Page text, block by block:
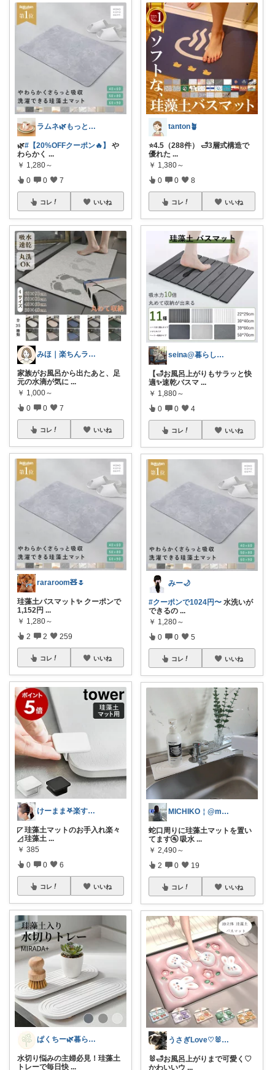
ラムネ🌿もっと快適な暮らし 𖠿
🌿#【20%OFFクーポン🔥】
や
わらかく ...
￥ 1,280～
0 0 7
コレ いいね
みほ｜楽ちんライフ研究中
家族がお風呂から出たあと、足
元の水滴が気に ...
￥ 1,000～
0 0 7
コレ いいね
rararoom🧸🌷
珪藻土バスマット✨ クーポンで
1,152円 ...
￥ 1,280～
2 2 259
コレ いいね
けーまま𖤐楽する家づくり☀︎*.｡
◸ 珪藻土マットのお手入れ楽々
◿ 珪藻土 ...
￥ 385
0 0 6
コレ いいね
ぱくちー🌿暮らしを整える。
水切り悩みの主婦必見！珪藻土
トレーで毎日快 ...
tanton🪴
⭐4.5（288件） 🛁3層式構造で
優れた ...
￥ 1,380～
0 0 8
コレ いいね
seina@暮らしのアイテム🏠
【🛁お風呂上がりもサラッと快
適✨速乾バスマ ...
￥ 1,880～
0 0 4
コレ いいね
みー🌙
#クーポンで1024円〜 水洗いが
できるの ...
￥ 1,280～
0 0 5
コレ いいね
MICHIKO￤@maasan_gram
蛇口周りに珪藻土マットを置い
てます🚰 吸水 ...
￥ 2,490～
2 0 19
コレ いいね
うさぎLove♡🐰みーちゃん🐰
🐰🛁お風呂上がりまで可愛く♡
かわいいウ ...